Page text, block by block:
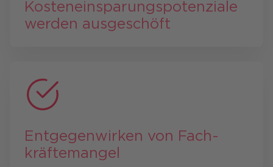
Kosten­ein­sparungs­poten­ziale
werden ausgeschöft
Ent­gegen­wirken von Fach­
kräfte­mangel